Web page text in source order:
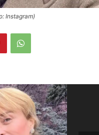
Instagram)